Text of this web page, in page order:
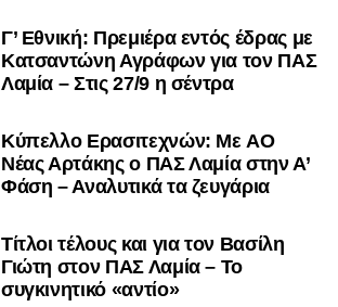
Γ’ Εθνική: Πρεμιέρα εντός έδρας με
Κατσαντώνη Αγράφων για τον ΠΑΣ
Λαμία – Στις 27/9 η σέντρα
Kύπελλο Ερασιτεχνών: Με AO
Nέας Αρτάκης ο ΠΑΣ Λαμία στην Α’
Φάση – Αναλυτικά τα ζευγάρια
Τίτλοι τέλους και για τον Βασίλη
Γιώτη στον ΠΑΣ Λαμία – Το
συγκινητικό «αντίο»